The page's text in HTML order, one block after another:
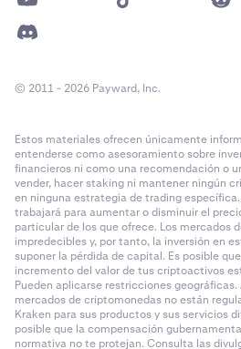
© 2011 - 2026 Payward, Inc.
Estos materiales ofrecen únicamente
entenderse como asesoramiento sobre
financieros ni como una recomendación o
vender, hacer staking ni mantener ningún
en ninguna estrategia de trading
trabajará para aumentar o disminuir el
particular de los que ofrece. Los mercados
impredecibles y, por tanto, la inversión en
suponer la pérdida de capital. Es posible
incremento del valor de tus criptoactivos
Pueden aplicarse restricciones
mercados de criptomonedas no están
Kraken para sus productos y sus servicios
posible que la compensación
normativa no te protejan. Consulta las